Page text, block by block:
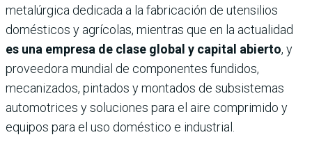
metalúrgica dedicada a la fabricación de utensilios
domésticos y agrícolas, mientras que en la actualidad
es una empresa de clase global y capital abierto, y
proveedora mundial de componentes fundidos,
mecanizados, pintados y montados de subsistemas
automotrices y soluciones para el aire comprimido y
equipos para el uso doméstico e industrial.